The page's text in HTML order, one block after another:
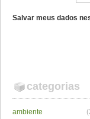
Salvar meus dados
categorias
ambiente